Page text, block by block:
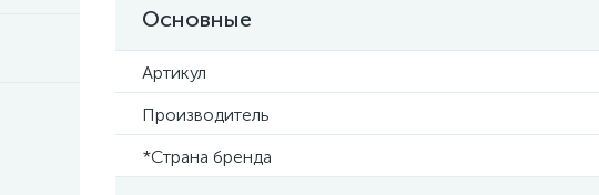
Основные
Артикул
Производитель
*Страна бренда